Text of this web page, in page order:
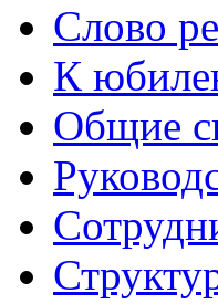
Слово
К
Общие